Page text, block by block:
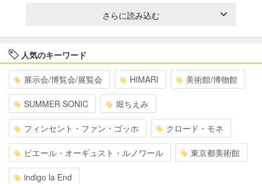
さらに読み込む
人気のキーワード
展示会/博覧会/展覧会 HIMARI 美術館/博物館
SUMMER SONIC 堀ちえみ
フィンセント・ファン・ゴッホ クロード・モネ
ピエール・オーギュスト・ルノワール 東京都美術館
indigo la End